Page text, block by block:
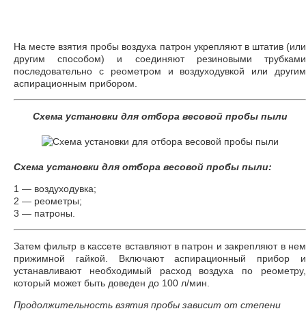
На месте взятия пробы воздуха патрон укрепляют в штатив (или
другим способом) и соединяют резиновыми трубками
последовательно с реометром и воздуходувкой или другим
аспирационным прибором.
Схема установки для отбора весовой пробы пыли
Схема установки для отбора весовой пробы пыли:
1 — воздуходувка;
2 — реометры;
3 — патроны.
Затем фильтр в кассете вставляют в патрон и закрепляют в нем
прижимной гайкой. Включают аспирационный прибор и
устанавливают необходимый расход воздуха по реометру,
который может быть доведен до 100 л/мин.
Продолжительность взятия пробы зависит от степени